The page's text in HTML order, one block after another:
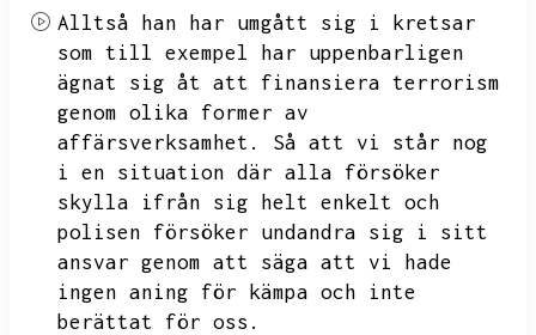
Alltså han har umgått sig i kretsar
som till exempel har uppenbarligen
ägnat sig åt att finansiera terrorism
genom olika former av
affärsverksamhet.
Så att vi står nog
i en situation där alla försöker
skylla ifrån sig helt enkelt och
polisen försöker undandra sig i sitt
ansvar genom att säga att vi hade
ingen aning för kämpa och inte
berättat för oss.